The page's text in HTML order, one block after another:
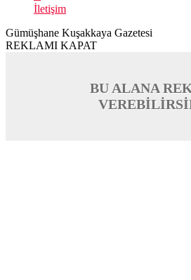
İletişim
Gümüşhane Kuşakkaya Gazetesi
REKLAMI KAPAT
BU ALANA